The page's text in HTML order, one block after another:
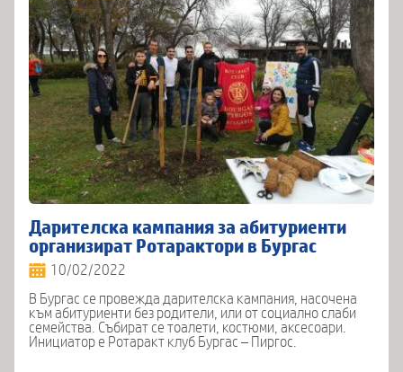
Дарителска кампания за абитуриенти
организират Ротарактори в Бургас
10/02/2022
В Бургас се провежда дарителска кампания, насочена
към абитуриенти без родители, или от социално слаби
семейства. Събират се тоалети, костюми, аксесоари.
Инициатор е Ротаракт клуб Бургас – Пиргос.